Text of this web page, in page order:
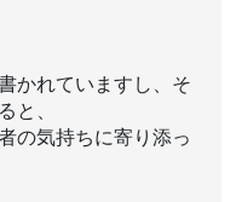
かれていますし、そ
と、
の気持ちに寄り添っ